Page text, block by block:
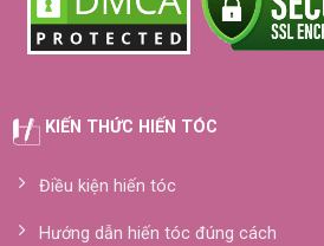
KIẾN THỨC HIẾN TÓC
Điều kiện hiến tóc
Hướng dẫn hiến tóc đúng cách